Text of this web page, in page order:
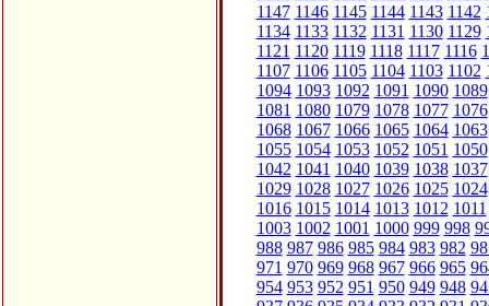
1147 1146 1145 1144 1143 1142
1134 1133 1132 1131 1130 1129
1121 1120 1119 1118 1117 1116
1107 1106 1105 1104 1103 1102
1094 1093 1092 1091 1090 1089
1081 1080 1079 1078 1077 1076
1068 1067 1066 1065 1064 1063
1055 1054 1053 1052 1051 1050
1042 1041 1040 1039 1038 1037
1029 1028 1027 1026 1025 1024
1016 1015 1014 1013 1012 1011
1003 1002 1001 1000 999 998
988 987 986 985 984 983 982
971 970 969 968 967 966 965
954 953 952 951 950 949 948